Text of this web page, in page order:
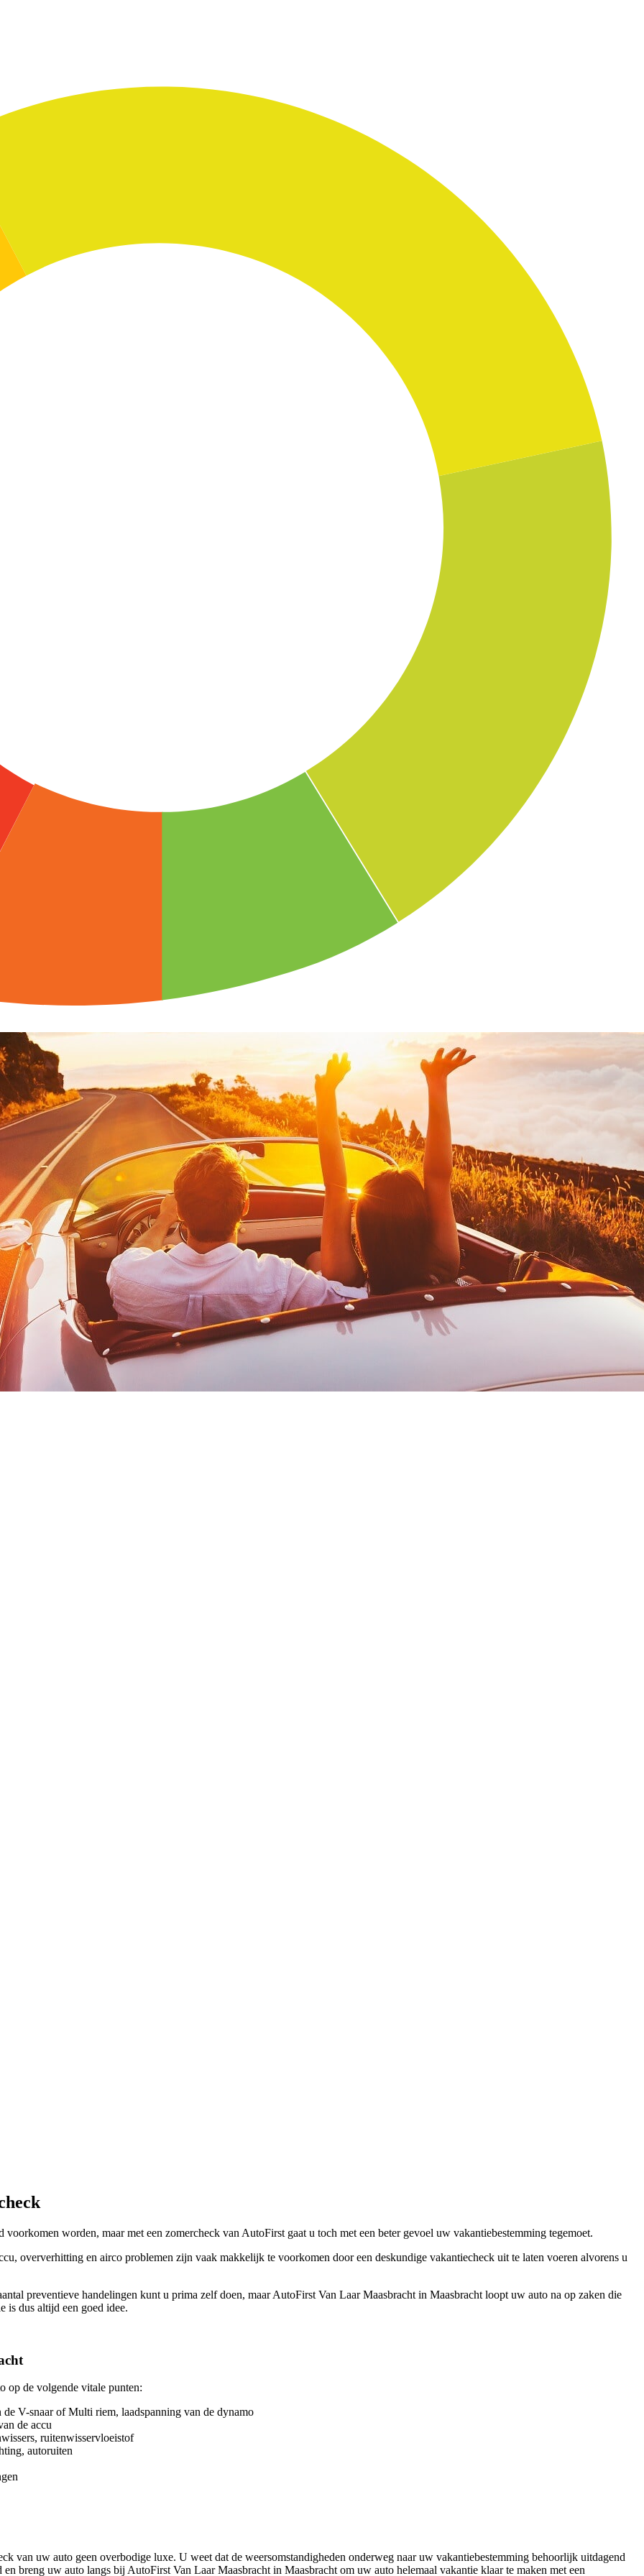
worden, maar met een zomercheck van AutoFirst gaat u toch met een beter gevoel uw vakantiebestemming tegemoet.
oververhitting en airco problemen zijn vaak makkelijk te voorkomen door een deskundige vakantiecheck uit te laten voeren alvorens u
preventieve handelingen kunt u prima zelf doen, maar AutoFirst Van Laar Maasbracht in Maasbracht loopt uw auto na op zaken die
is dus altijd een goed idee.
op de volgende vitale punten:
V-snaar of Multi riem, laadspanning van de dynamo
de accu
ruitenwisservloeistof
autoruiten
van uw auto geen overbodige luxe. U weet dat de weersomstandigheden onderweg naar uw vakantiebestemming behoorlijk uitdagend
breng uw auto langs bij AutoFirst Van Laar Maasbracht in Maasbracht om uw auto helemaal vakantie klaar te maken met een